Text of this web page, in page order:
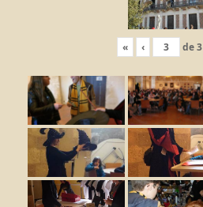
« ‹ de3